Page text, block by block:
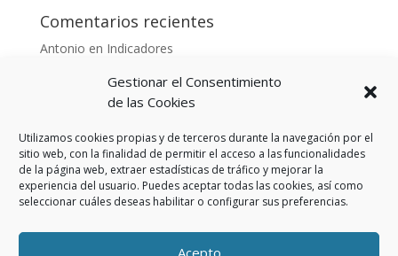
Gestionar el Consentimiento
de las Cookies
Utilizamos cookies propias y de terceros durante la navegación por el
sitio web, con la finalidad de permitir el acceso a las funcionalidades
de la página web, extraer estadísticas de tráfico y mejorar la
experiencia del usuario. Puedes aceptar todas las cookies, así como
seleccionar cuáles deseas habilitar o configurar sus preferencias.
Acepto
Comentarios recientes
Antonio en Indicadores
enIndicadores
enDe cara al buen tiempo
Política de privacidad
Política de cookies (UE)